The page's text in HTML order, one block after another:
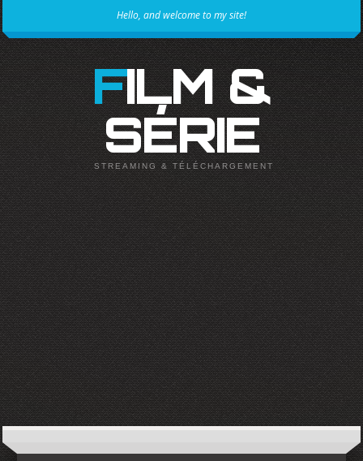
Hello, and welcome to my site!
FILM &
SÉRIE
STREAMING & TÉLÉCHARGEMENT